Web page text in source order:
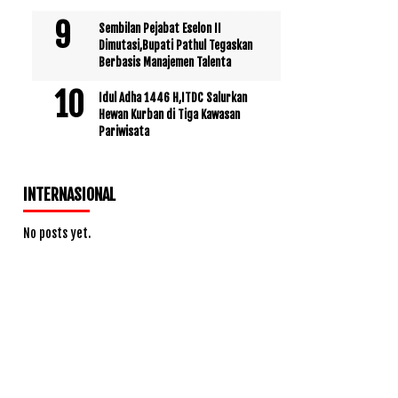
Sembilan Pejabat Eselon II
Dimutasi,Bupati Pathul Tegaskan
Berbasis Manajemen Talenta
Idul Adha 1446 H,ITDC Salurkan
Hewan Kurban di Tiga Kawasan
Pariwisata
INTERNASIONAL
No posts yet.